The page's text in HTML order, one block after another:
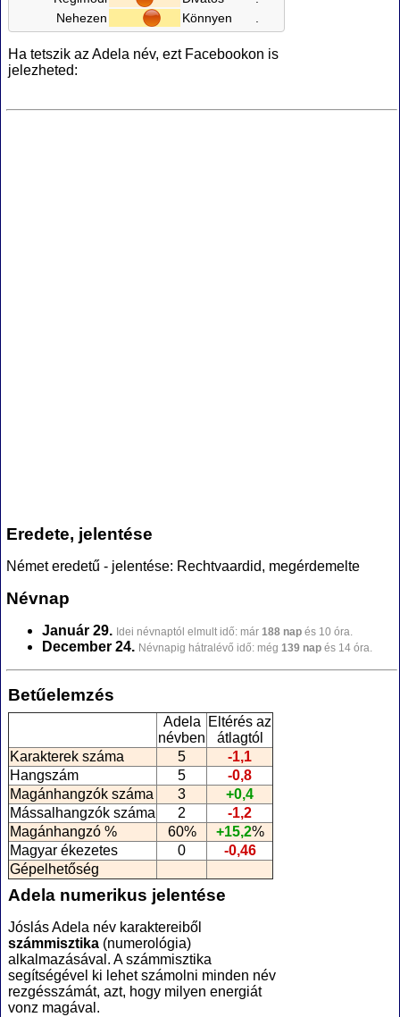
Nehezen
Könnyen
Ha tetszik az Adela név, ezt Facebookon is
jelezheted:
Eredete, jelentése
Német eredetű - jelentése: Rechtvaardid, megérdemelte
Névnap
Január 29. Idei névnaptól elmult idő: már 188 nap és 10 óra.
December 24. Névnapig hátralévő idő: még 139 nap és 14 óra.
Betűelemzés
Adela
névben
Eltérés az
átlagtól
Karakterek száma
5
-1,1
Hangszám
5
-0,8
Magánhangzók száma
3
+0,4
Mássalhangzók száma
2
-1,2
Magánhangzó %
60% +15,2%
Magyar ékezetes
0
-0,46
Gépelhetőség
Adela numerikus jelentése
Jóslás Adela név karaktereiből
számmisztika (numerológia)
alkalmazásával. A számmisztika
segítségével ki lehet számolni minden név
rezgésszámát, azt, hogy milyen energiát
vonz magával.